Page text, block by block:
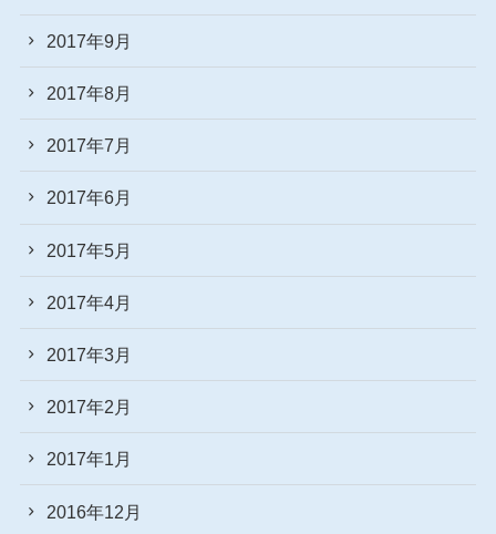
2017年9月
2017年8月
2017年7月
2017年6月
2017年5月
2017年4月
2017年3月
2017年2月
2017年1月
2016年12月